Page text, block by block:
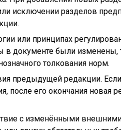
исключении разделов
или принципах
в документе были изменены,
толкования норм.
предыдущей редакции.
после его окончания новая
с изменёнными